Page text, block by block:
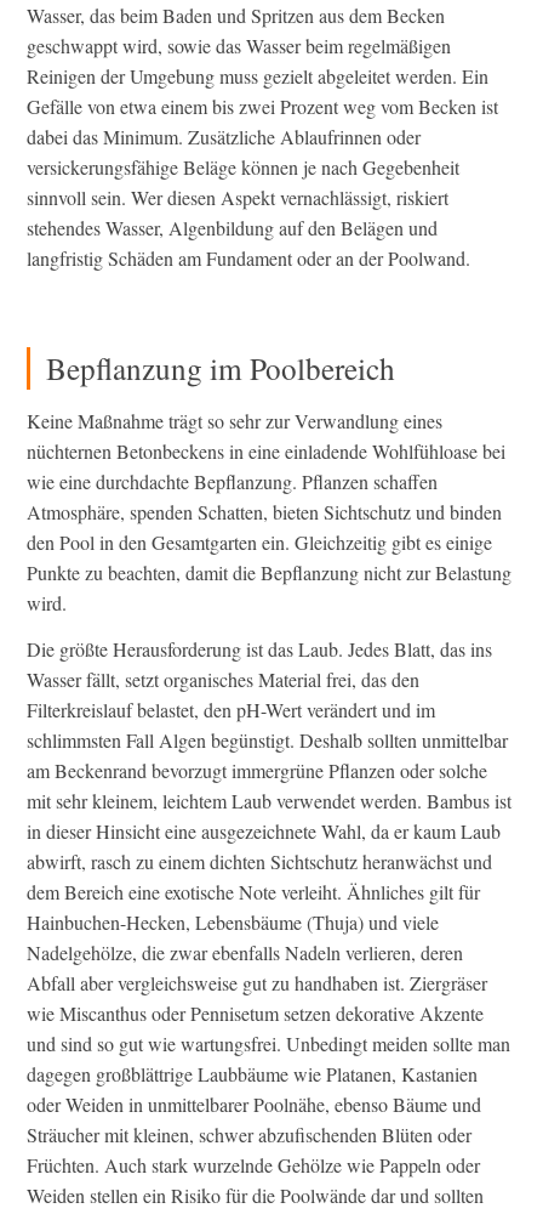
Wasser, das beim Baden und Spritzen aus dem Becken
geschwappt wird, sowie das Wasser beim regelmäßigen
Reinigen der Umgebung muss gezielt abgeleitet werden. Ein
Gefälle von etwa einem bis zwei Prozent weg vom Becken ist
dabei das Minimum. Zusätzliche Ablaufrinnen oder
versickerungsfähige Beläge können je nach Gegebenheit
sinnvoll sein. Wer diesen Aspekt vernachlässigt, riskiert
stehendes Wasser, Algenbildung auf den Belägen und
langfristig Schäden am Fundament oder an der Poolwand.
Bepflanzung im Poolbereich
Keine Maßnahme trägt so sehr zur Verwandlung eines
nüchternen Betonbeckens in eine einladende Wohlfühloase bei
wie eine durchdachte Bepflanzung. Pflanzen schaffen
Atmosphäre, spenden Schatten, bieten Sichtschutz und binden
den Pool in den Gesamtgarten ein. Gleichzeitig gibt es einige
Punkte zu beachten, damit die Bepflanzung nicht zur Belastung
wird.
Die größte Herausforderung ist das Laub. Jedes Blatt, das ins
Wasser fällt, setzt organisches Material frei, das den
Filterkreislauf belastet, den pH-Wert verändert und im
schlimmsten Fall Algen begünstigt. Deshalb sollten unmittelbar
am Beckenrand bevorzugt immergrüne Pflanzen oder solche
mit sehr kleinem, leichtem Laub verwendet werden. Bambus ist
in dieser Hinsicht eine ausgezeichnete Wahl, da er kaum Laub
abwirft, rasch zu einem dichten Sichtschutz heranwächst und
dem Bereich eine exotische Note verleiht. Ähnliches gilt für
Hainbuchen-Hecken, Lebensbäume (Thuja) und viele
Nadelgehölze, die zwar ebenfalls Nadeln verlieren, deren
Abfall aber vergleichsweise gut zu handhaben ist. Ziergräser
wie Miscanthus oder Pennisetum setzen dekorative Akzente
und sind so gut wie wartungsfrei. Unbedingt meiden sollte man
dagegen großblättrige Laubbäume wie Platanen, Kastanien
oder Weiden in unmittelbarer Poolnähe, ebenso Bäume und
Sträucher mit kleinen, schwer abzufischenden Blüten oder
Früchten. Auch stark wurzelnde Gehölze wie Pappeln oder
Weiden stellen ein Risiko für die Poolwände dar und sollten